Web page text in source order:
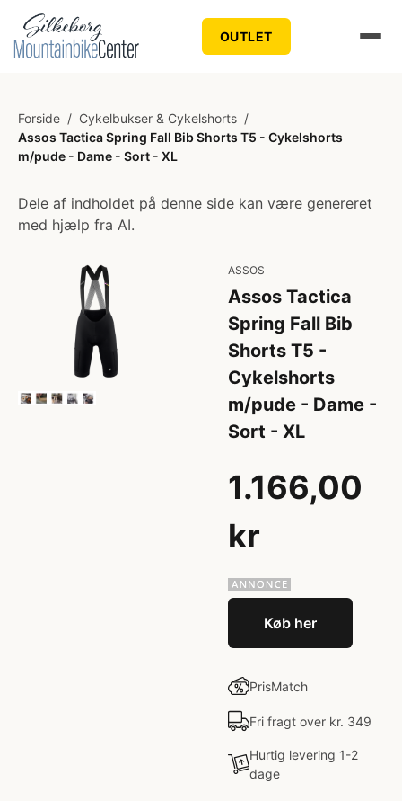
OUTLET
Forside / Cykelbukser & Cykelshorts /
Assos Tactica Spring Fall Bib Shorts T5 - Cykelshorts
m/pude - Dame - Sort - XL
Dele af indholdet på denne side kan være genereret
med hjælp fra AI.
ASSOS
Assos Tactica
Spring Fall Bib
Shorts T5 -
Cykelshorts
m/pude - Dame -
Sort - XL
1.166,00
kr
Køb her
PrisMatch
Fri fragt over kr. 349
Hurtig levering 1-2
dage